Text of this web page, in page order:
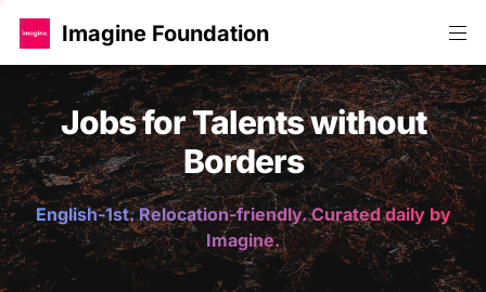
Imagine Foundation
Jobs for Talents without
Borders
English-1st. Relocation-friendly. Curated daily by
Imagine.